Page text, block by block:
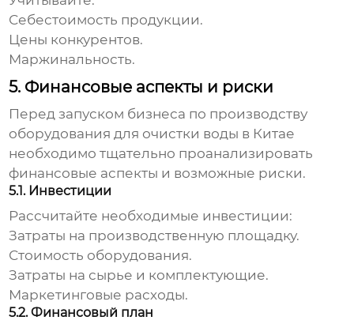
Себестоимость продукции.
Цены конкурентов.
Маржинальность.
5. Финансовые аспекты и риски
Перед запуском бизнеса по производству
оборудования для очистки воды в Китае
необходимо тщательно проанализировать
финансовые аспекты и возможные риски.
5.1. Инвестиции
Рассчитайте необходимые инвестиции:
Затраты на производственную площадку.
Стоимость оборудования.
Затраты на сырье и комплектующие.
Маркетинговые расходы.
5.2. Финансовый план